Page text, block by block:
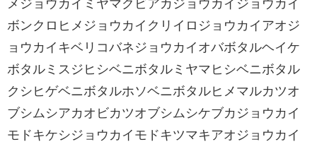
メジョウカイミヤマクビアカジョウカイジョウカイ
ボンクロヒメジョウカイクリイロジョウカイアオジ
ョウカイキベリコバネジョウカイオバボタルヘイケ
ボタルミスジヒシベニボタルミヤマヒシベニボタル
クシヒゲベニボタルホソベニボタルヒメマルカツオ
ブシムシアカオビカツオブシムシケブカジョウカイ
モドキケシジョウカイモドキツマキアオジョウカイ